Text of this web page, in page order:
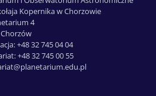
Kopernika w Chorzowie
4
+48 32 745 04 04
+48 32 745 00 55